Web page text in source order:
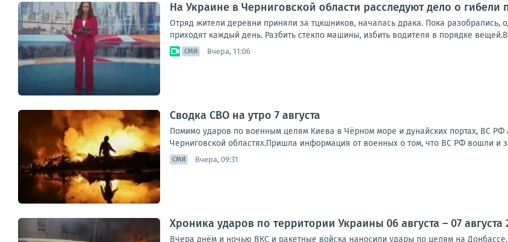
На Украине в Черниговской области расследуют дело о гибели
Отряд жители деревни приняли за тцкшников, началась драка. Пока
приходят каждый день. Разбить стекло машины, избить водителя в порядке
СМИ Вчера, 11:06
Сводка СВО на утро 7 августа
Помимо ударов по военным целям Киева в Чёрном море и дунайских портах, ВС РФ
Черниговской областях.Пришла информация от военных о том, что ВС РФ вошли и
СМИ Вчера, 09:31
Хроника ударов по территории Украины 06 августа – 07 августа
Вчера днём и ночью ВКС и ракетные войска наносили удары по целям на